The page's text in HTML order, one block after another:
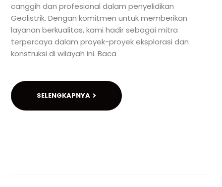
canggih dan profesional dalam penyelidikan
Geolistrik. Dengan komitmen untuk memberikan
layanan berkualitas, kami hadir sebagai mitra
terpercaya dalam proyek-proyek eksplorasi dan
konstruksi di wilayah ini. Baca
SELENGKAPNYA